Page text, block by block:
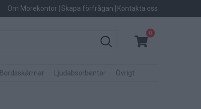
Om Morekontor Skapa förfrågan Kontakta oss
0
Bordsskärmar Ljudabsorbenter Övrigt